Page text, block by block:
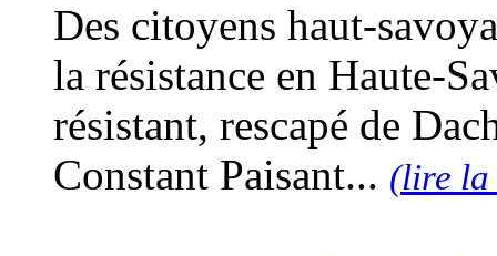
Des citoyens haut-
la résistance en Haute-
résistant, rescapé de
Constant Paisant... (lire la